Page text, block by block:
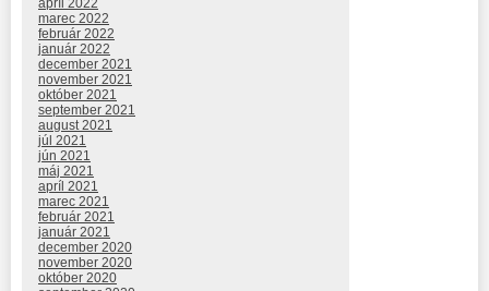
marec 2022
február 2022
január 2022
december 2021
november 2021
október 2021
september 2021
august 2021
júl 2021
jún 2021
máj 2021
apríl 2021
marec 2021
február 2021
január 2021
december 2020
november 2020
október 2020